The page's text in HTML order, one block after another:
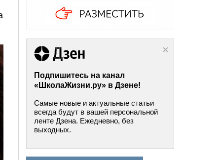
Подпишитесь на канал
«ШколаЖизни.ру» в Дзене!
Самые новые и актуальные статьи
всегда будут в вашей персональной
ленте Дзена. Ежедневно, без
выходных.